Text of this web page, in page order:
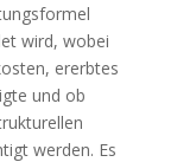
wird, wobei
ererbtes
und ob
werden. Es